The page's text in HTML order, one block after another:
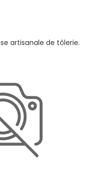
artisanale de tôlerie.